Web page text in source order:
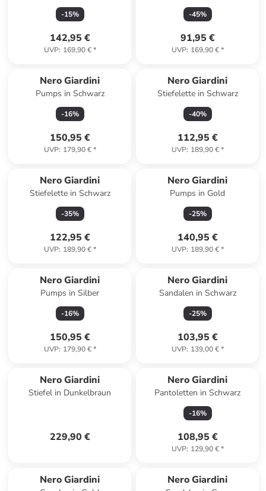
-15%
142,95 €
UVP: 169,90 €*
-45%
91,95 €
UVP: 169,90 €*
Nero Giardini
Pumps in Schwarz
-16%
150,95 €
UVP: 179,90 €*
Nero Giardini
Stiefelette in Schwarz
-40%
112,95 €
UVP: 189,90 €*
Nero Giardini
Stiefelette in Schwarz
-35%
122,95 €
UVP: 189,90 €*
Nero Giardini
Pumps in Gold
-25%
140,95 €
UVP: 189,90 €*
Nero Giardini
Pumps in Silber
-16%
150,95 €
UVP: 179,90 €*
Nero Giardini
Sandalen in Schwarz
-25%
103,95 €
UVP: 139,00 €*
Nero Giardini
Stiefel in Dunkelbraun
229,90 €
Nero Giardini
Pantoletten in Schwarz
-16%
108,95 €
UVP: 129,90 €*
Nero Giardini Nero Giardini